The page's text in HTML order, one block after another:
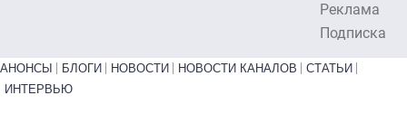
Реклама
Подписка
Primary links bottom
АНОНСЫ БЛОГИ НОВОСТИ НОВОСТИ КАНАЛОВ
СТАТЬИ
ИНТЕРВЬЮ